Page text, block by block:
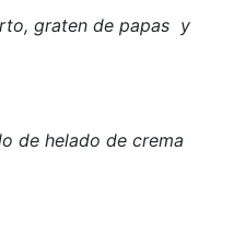
graten de papas y
de helado de crema